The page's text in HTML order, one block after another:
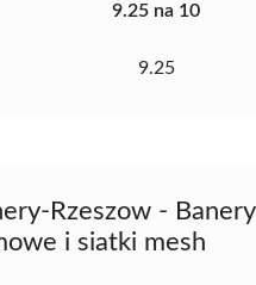
9.25 na 10
9.25
Rzeszow - Banery
i siatki mesh